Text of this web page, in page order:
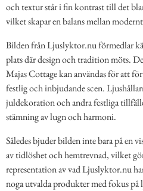
och textur står i fin kontrast till det
vilket skapar en balans mellan
Bilden från Ljuslyktor.nu förmedlar
plats där design och tradition möts.
Majas Cottage kan användas för att
festlig och inbjudande scen.
juldekoration och andra festliga
stämning av lugn och harmoni.
Således bjuder bilden inte bara på en
av tidlöshet och hemtrevnad, vilket
representation av vad Ljuslyktor.nu
noga utvalda produkter med fokus på